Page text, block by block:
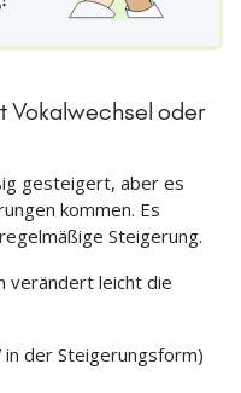
Vokalwechsel oder
gesteigert, aber es
kommen. Es
Steigerung.
verändert leicht die
in der Steigerungsform)